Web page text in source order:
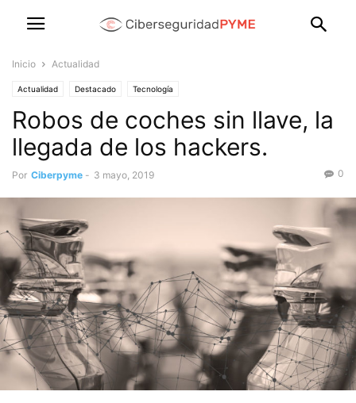
Inicio Actualidad
Actualidad Destacado Tecnología
Robos de coches sin llave, la
llegada de los hackers.
Por Ciberpyme - 3 mayo, 2019 0